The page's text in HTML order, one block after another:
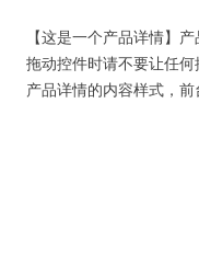
【这是一个产品详情】
拖动控件时请不要让任
产品详情的内容样式，前